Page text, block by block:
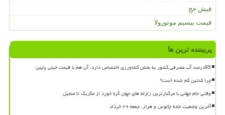
فیش حج
قیمت بیسیم موتورولا
پربیننده ترین ها
85درصد آب مصرفی کشور به بخش کشاورزی اختصاص دارد، آن هم با قیمت خیلی پایین
چرا کدئین کم شده است؟
وقتی جام جهانی با مرگبارترین زلزله های جهان گره خورد از مکزیک تا منجیل
آخرین وضعیت جاده چالوس و هراز، جمعه ۲۹ خرداد